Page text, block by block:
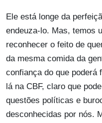
Ele está longe da
endeuza-lo. Mas, temos
reconhecer o feito de
da mesma comida da
confiança do que poderá
lá na CBF, claro que
questões políticas e
desconhecidas por nós.